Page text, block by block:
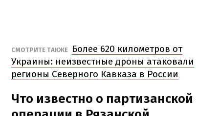
СМОТРИТЕ ТАКЖЕ
Более 620 километров от
Украины: неизвестные дроны атаковали
регионы Северного Кавказа в России
Что известно о партизанской